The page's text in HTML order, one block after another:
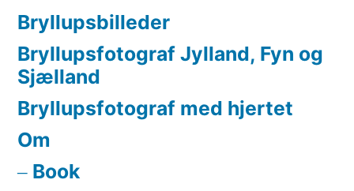
Bryllupsbilleder
Bryllupsfotograf Jylland, Fyn og
Sjælland
Bryllupsfotograf med hjertet
Om
Book